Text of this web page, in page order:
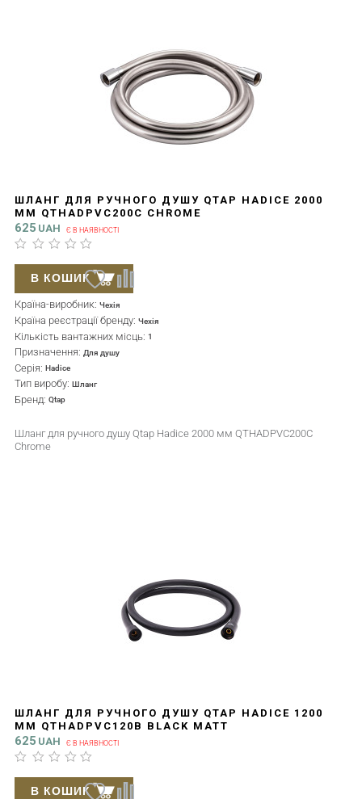
ШЛАНГ ДЛЯ РУЧНОГО ДУШУ QTAP HADICE 2000
ММ QTHADPVC200C CHROME
625 UAH Є В НАЯВНОСТІ
Країна-виробник: Чехія
Країна реєстрації бренду: Чехія
Кількість вантажних місць: 1
Призначення: Для душу
Серія: Hadice
Тип виробу: Шланг
Бренд: Qtap
Шланг для ручного душу Qtap Hadice 2000 мм QTHADPVC200C
Chrome
В КОШИК
ШЛАНГ ДЛЯ РУЧНОГО ДУШУ QTAP HADICE 1200
ММ QTHADPVC120B BLACK MATT
625 UAH Є В НАЯВНОСТІ
В КОШИК